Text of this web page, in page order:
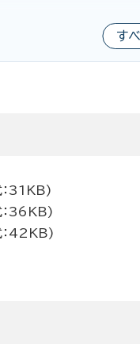
す
31KB)
36KB)
42KB)